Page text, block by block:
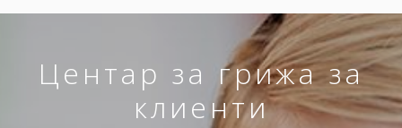
Центар за грижа за
клиенти